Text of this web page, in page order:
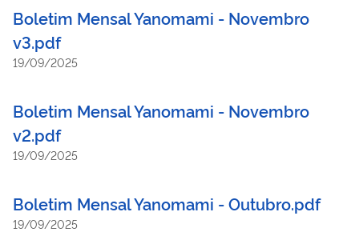
Boletim Mensal Yanomami - Novembro
v3.pdf
19/09/2025
Boletim Mensal Yanomami - Novembro
v2.pdf
19/09/2025
Boletim Mensal Yanomami - Outubro.pdf
19/09/2025